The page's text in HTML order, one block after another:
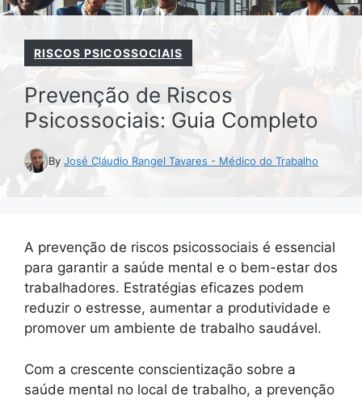
RISCOS PSICOSSOCIAIS
Prevenção de Riscos
Psicossociais: Guia Completo
By José Cláudio Rangel Tavares - Médico do Trabalho
A prevenção de riscos psicossociais é essencial
para garantir a saúde mental e o bem-estar dos
trabalhadores. Estratégias eficazes podem
reduzir o estresse, aumentar a produtividade e
promover um ambiente de trabalho saudável.
Com a crescente conscientização sobre a
saúde mental no local de trabalho, a prevenção